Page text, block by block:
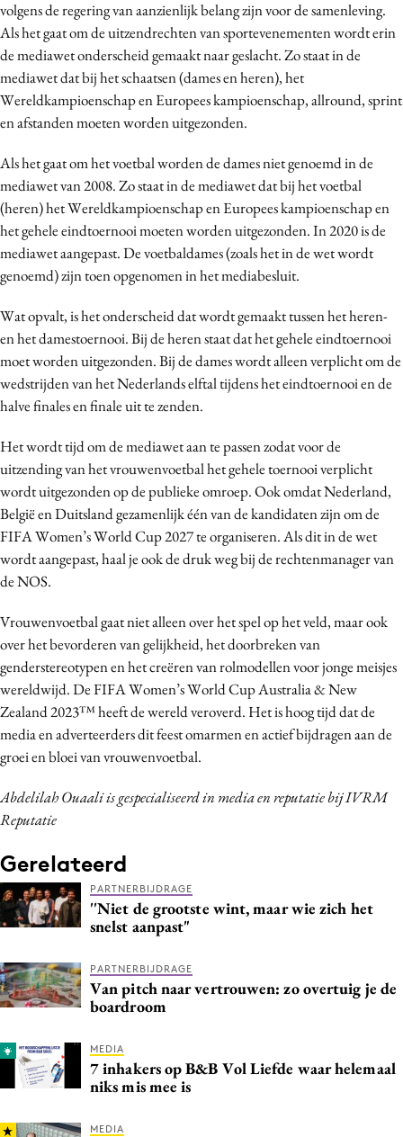
volgens de regering van aanzienlijk belang zijn voor de samenleving.
Als het gaat om de uitzendrechten van sportevenementen wordt erin
de mediawet onderscheid gemaakt naar geslacht. Zo staat in de
mediawet dat bij het schaatsen (dames en heren), het
Wereldkampioenschap en Europees kampioenschap, allround, sprint
en afstanden moeten worden uitgezonden.
Als het gaat om het voetbal worden de dames niet genoemd in de
mediawet van 2008. Zo staat in de mediawet dat bij het voetbal
(heren) het Wereldkampioenschap en Europees kampioenschap en
het gehele eindtoernooi moeten worden uitgezonden. In 2020 is de
mediawet aangepast. De voetbaldames (zoals het in de wet wordt
genoemd) zijn toen opgenomen in het mediabesluit.
Wat opvalt, is het onderscheid dat wordt gemaakt tussen het heren-
en het damestoernooi. Bij de heren staat dat het gehele eindtoernooi
moet worden uitgezonden. Bij de dames wordt alleen verplicht om de
wedstrijden van het Nederlands elftal tijdens het eindtoernooi en de
halve finales en finale uit te zenden.
Het wordt tijd om de mediawet aan te passen zodat voor de
uitzending van het vrouwenvoetbal het gehele toernooi verplicht
wordt uitgezonden op de publieke omroep. Ook omdat Nederland,
België en Duitsland gezamenlijk één van de kandidaten zijn om de
FIFA Women’s World Cup 2027 te organiseren. Als dit in de wet
wordt aangepast, haal je ook de druk weg bij de rechtenmanager van
de NOS.
Vrouwenvoetbal gaat niet alleen over het spel op het veld, maar ook
over het bevorderen van gelijkheid, het doorbreken van
genderstereotypen en het creëren van rolmodellen voor jonge meisjes
wereldwijd. De FIFA Women’s World Cup Australia & New
Zealand 2023™ heeft de wereld veroverd. Het is hoog tijd dat de
media en adverteerders dit feest omarmen en actief bijdragen aan de
groei en bloei van vrouwenvoetbal.
Abdelilah Ouaali is gespecialiseerd in media en reputatie bij IVRM
Reputatie
Gerelateerd
PARTNERBIJDRAGE
''Niet de grootste wint, maar wie zich het
snelst aanpast"
PARTNERBIJDRAGE
Van pitch naar vertrouwen: zo overtuig je de
boardroom
MEDIA
7 inhakers op B&B Vol Liefde waar helemaal
niks mis mee is
MEDIA